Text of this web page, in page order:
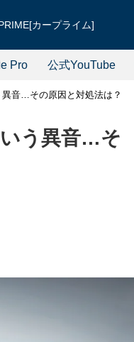
カープライム]
Pro 公式YouTube
音…その原因と対処法は？
う異音…そ